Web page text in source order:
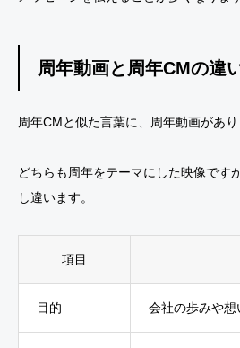
周年動画と周年CMの違
周年CMと似た言葉に、周年動画があり
どちらも周年をテーマにした映像です
し違います。
項目
目的 会社の歩みや